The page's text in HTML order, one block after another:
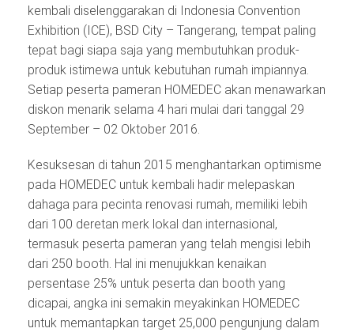
kembali diselenggarakan di Indonesia Convention
Exhibition (ICE), BSD City – Tangerang, tempat paling
tepat bagi siapa saja yang membutuhkan produk-
produk istimewa untuk kebutuhan rumah impiannya.
Setiap peserta pameran HOMEDEC akan menawarkan
diskon menarik selama 4 hari mulai dari tanggal 29
September – 02 Oktober 2016.
Kesuksesan di tahun 2015 menghantarkan optimisme
pada HOMEDEC untuk kembali hadir melepaskan
dahaga para pecinta renovasi rumah, memiliki lebih
dari 100 deretan merk lokal dan internasional,
termasuk peserta pameran yang telah mengisi lebih
dari 250 booth. Hal ini menujukkan kenaikan
persentase 25% untuk peserta dan booth yang
dicapai, angka ini semakin meyakinkan HOMEDEC
untuk memantapkan target 25,000 pengunjung dalam